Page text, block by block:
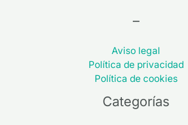
–
Aviso legal
Política de privacidad
Política de cookies
Categorías